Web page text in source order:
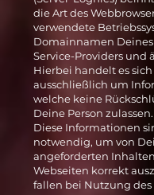
die Art des
verwendete
Domainnamen
Service-Providers und
Hierbei handelt es sich
ausschließlich um
welche keine
Deine Person zulassen.
Diese Informationen
notwendig, um von
angeforderten
Webseiten korrekt
fallen bei Nutzung